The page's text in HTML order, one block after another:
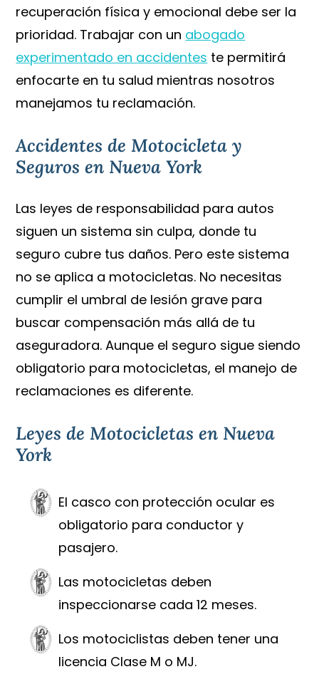
recuperación física y emocional debe ser la
prioridad. Trabajar con un abogado
experimentado en accidentes te permitirá
enfocarte en tu salud mientras nosotros
manejamos tu reclamación.
Accidentes de Motocicleta y
Seguros en Nueva York
Las leyes de responsabilidad para autos
siguen un sistema sin culpa, donde tu
seguro cubre tus daños. Pero este sistema
no se aplica a motocicletas. No necesitas
cumplir el umbral de lesión grave para
buscar compensación más allá de tu
aseguradora. Aunque el seguro sigue siendo
obligatorio para motocicletas, el manejo de
reclamaciones es diferente.
Leyes de Motocicletas en Nueva
York
El casco con protección ocular es
obligatorio para conductor y
pasajero.
Las motocicletas deben
inspeccionarse cada 12 meses.
Los motociclistas deben tener una
licencia Clase M o MJ.